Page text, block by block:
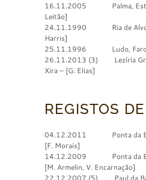
16.11.2005 Palma,
Leitão]
24.11.1990 Ria de Alvor,
Harris]
25.11.1996 Ludo, Faro
26.11.2013 (3) Lezíria
Xira – [G. Elias]
REGISTOS
04.12.2011 Ponta da
[F. Morais]
14.12.2009 Ponta da
[M. Armelin, V. Encarnação]